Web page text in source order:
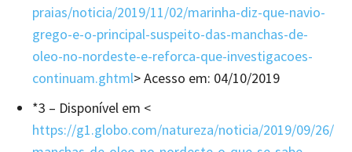
praias/noticia/2019/11/02/marinha-diz-que-navio-
grego-e-o-principal-suspeito-das-manchas-de-
oleo-no-nordeste-e-reforca-que-investigacoes-
continuam.ghtml> Acesso em: 04/10/2019
*3 – Disponível em <
https://g1.globo.com/natureza/noticia/2019/09/26/